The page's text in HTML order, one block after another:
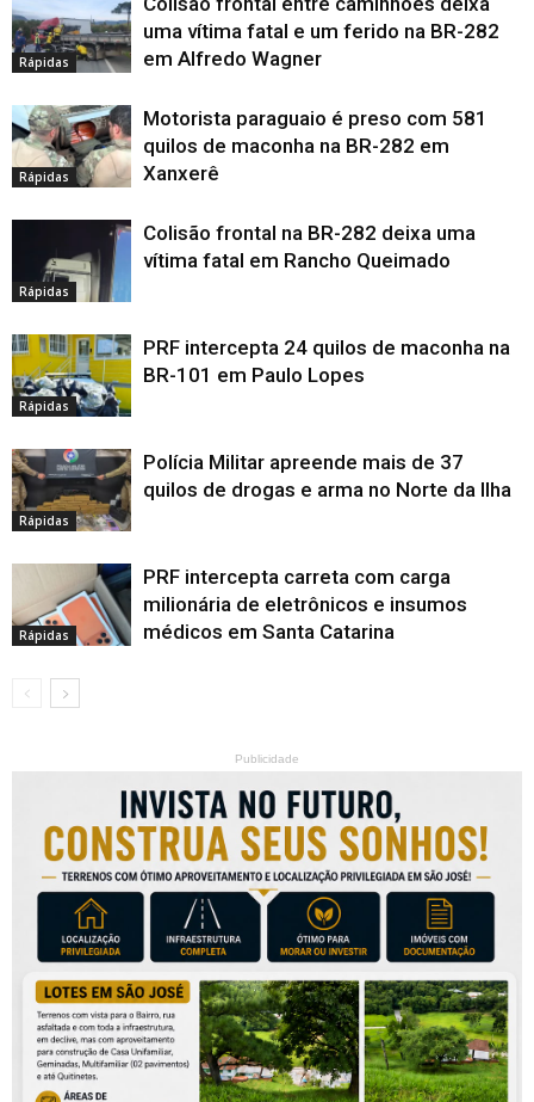
Rápidas
uma vítima fatal e um ferido na BR-282
em Alfredo Wagner
Rápidas
Motorista paraguaio é preso com 581
quilos de maconha na BR-282 em
Xanxerê
Rápidas
Colisão frontal na BR-282 deixa uma
vítima fatal em Rancho Queimado
Rápidas
PRF intercepta 24 quilos de maconha na
BR-101 em Paulo Lopes
Rápidas
Polícia Militar apreende mais de 37
quilos de drogas e arma no Norte da Ilha
Rápidas
PRF intercepta carreta com carga
milionária de eletrônicos e insumos
médicos em Santa Catarina
Publicidade